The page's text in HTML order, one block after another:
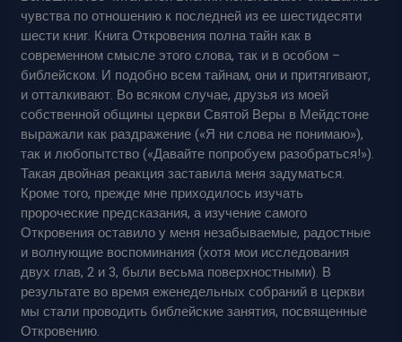
чувства по отношению к последней из ее шестидесяти
шести книг. Книга Откровения полна тайн как в
современном смысле этого слова, так и в особом –
библейском. И подобно всем тайнам, они и притягивают,
и отталкивают. Во всяком случае, друзья из моей
собственной общины церкви Святой Веры в Мейдстоне
выражали как раздражение («Я ни слова не понимаю»),
так и любопытство («Давайте попробуем разобраться!»).
Такая двойная реакция заставила меня задуматься.
Кроме того, прежде мне приходилось изучать
пророческие предсказания, а изучение самого
Откровения оставило у меня незабываемые, радостные
и волнующие воспоминания (хотя мои исследования
двух глав, 2 и 3, были весьма поверхностными). В
результате во время еженедельных собраний в церкви
мы стали проводить библейские занятия, посвященные
Откровению.